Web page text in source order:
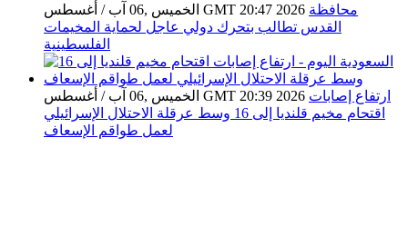
الخميس ,06 آب / أغسطس GMT 20:47 2026 محافظة
القدس تطالب بتحرك دولي عاجل لحماية المخيمات
الفلسطينية
الخميس ,06 آب / أغسطس GMT 20:39 2026 ارتفاع إصابات
اقتحام مخيم قلنديا إلى 16 وسط عرقلة الاحتلال الإسرائيلي
لعمل طواقم الإسعاف